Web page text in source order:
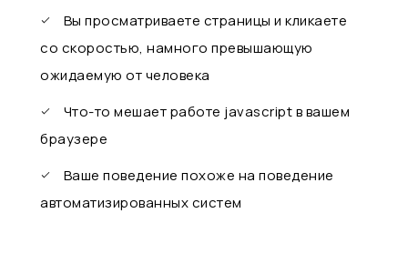
Вы просматриваете страницы и кликаете
со скоростью, намного превышающую
ожидаемую от человека
Что-то мешает работе javascript в вашем
браузере
Ваше поведение похоже на поведение
автоматизированных систем